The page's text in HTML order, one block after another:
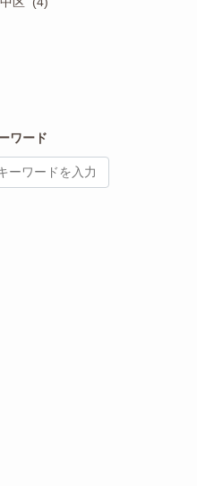
ワード